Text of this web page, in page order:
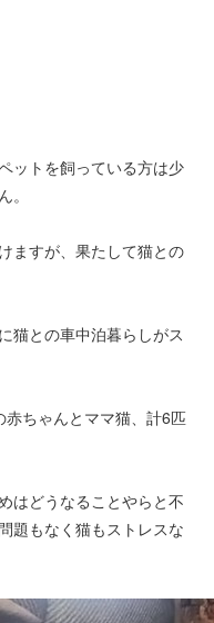
ットを飼っている方は少
。
ますが、果たして猫との
猫との車中泊暮らしがス
ちゃんとママ猫、計6匹
はどうなることやらと不
題もなく猫もストレスな